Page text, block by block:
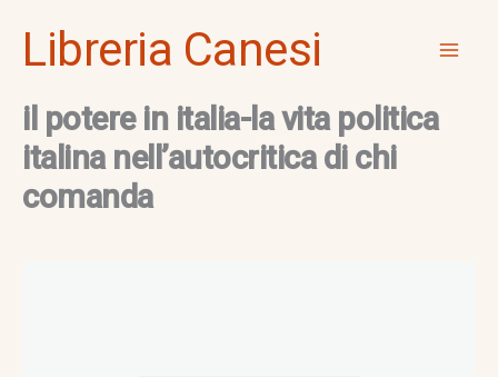
Libreria Canesi
il potere in italia-la vita politica
italina nell’autocritica di chi
comanda